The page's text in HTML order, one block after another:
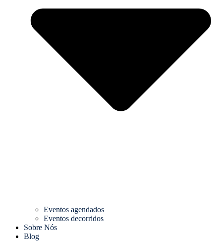
Eventos agendados
Eventos decorridos
Sobre Nós
Blog